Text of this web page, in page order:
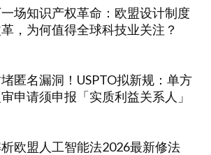
场知识产权革命：欧盟设计制度
，为何值得全球科技业关注？
匿名漏洞！USPTO拟新规：单方
申请须申报「实质利益关系人」
欧盟人工智能法2026最新修法